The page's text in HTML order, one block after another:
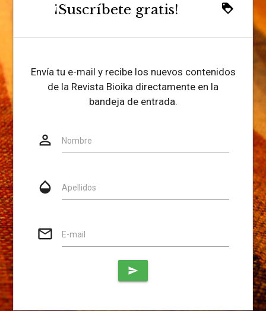
loyalty
¡Suscríbete gratis!
Envía tu e-mail y recibe los nuevos contenidos
de la Revista Bioika directamente en la
bandeja de entrada.
person_outline Nombre
opacity Apellidos
mail_outline E-mail
Website
send